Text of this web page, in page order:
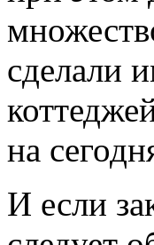
сделали
на
И если